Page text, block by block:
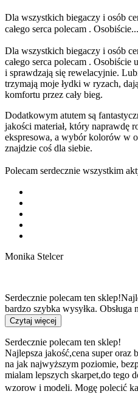
Dla wszystkich biegaczy i osób
całego serca polecam . Osobiście...
Dla wszystkich biegaczy i osób
całego serca polecam .
i sprawdzają się rewelacyjnie.
trzymają moje łydki w ryzach,
komfortu przez cały bieg.
Dodatkowym atutem są
jakości materiał, który naprawdę
ekspresowa, a wybór kolorów w
znajdzie coś dla siebie.
Polecam serdecznie wszystkim
Monika Stelcer
Serdecznie polecam ten
bardzo szybka wysyłka.
Czytaj więcej
Serdecznie polecam ten sklep!
Najlepsza jakość,cena super oraz
na jak najwyższym poziomie,
mialam lepszych skarpet,do tego
wzorow i modeli. Mogę polecić